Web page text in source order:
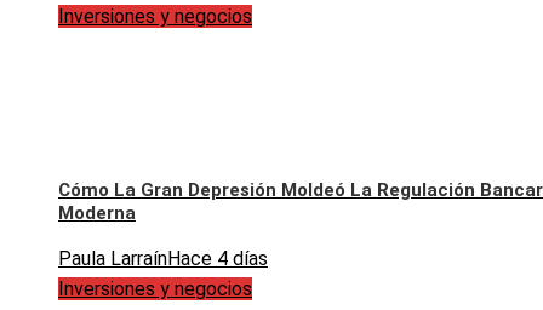
Inversiones y negocios
Cómo La Gran Depresión Moldeó La Regulación
Moderna
Paula LarraínHace 4 días
Inversiones y negocios